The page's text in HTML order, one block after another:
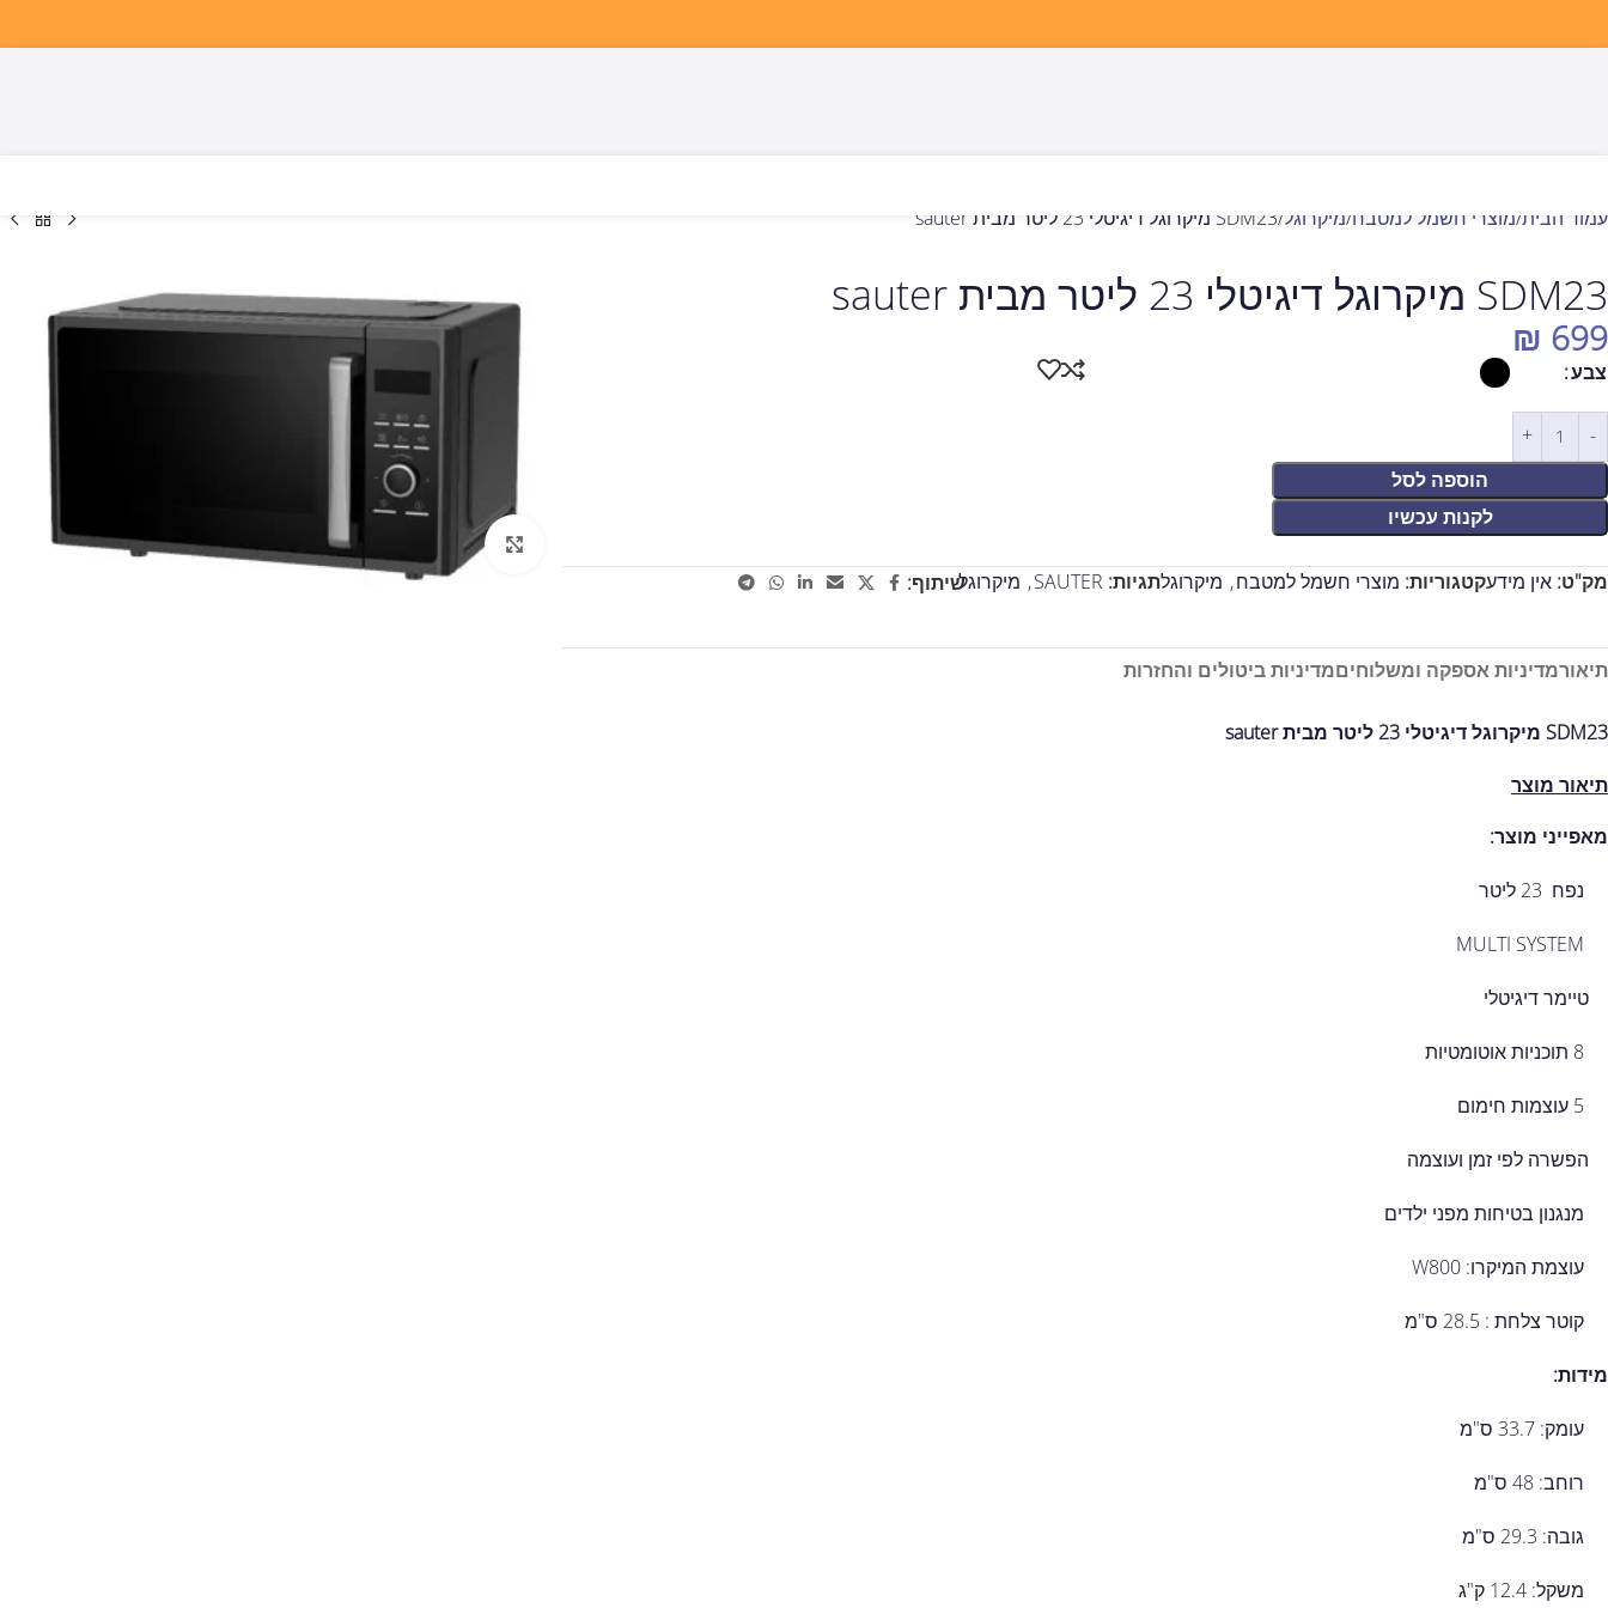
עמוד הבית מוצרי חשמל למטבח מיקרוגל SDM23 מיקרוגל דיגיטלי 23 ליטר מבית sauter
SDM23 מיקרוגל דיגיטלי 23 ליטר מבית sauter
₪ 699
צבע
הוספה לסל
לקנות עכשיו
מק"ט: אין מידעקטגוריות: מוצרי חשמל למטבח, מיקרוגלתגיות: SAUTER
, מיקרוגלשיתוף:
תיאורמדיניות אספקה ומשלוחיםמדיניות ביטולים והחזרות
SDM23 מיקרוגל דיגיטלי 23 ליטר מבית sauter
תיאור מוצר
מאפייני מוצר:
נפח 23 ליטר
MULTI SYSTEM
טיימר דיגיטלי
הפשרה לפי זמן ועוצמה
מנגנון בטיחות מפני ילדים
עוצמת המיקרו: W800
קוטר צלחת : 28.5 ס"מ
מידות:
עומק: 33.7 ס"מ
רוחב: 48 ס"מ
גובה: 29.3 ס"מ
משקל: 12.4 ק"ג
לחצו להגדלה